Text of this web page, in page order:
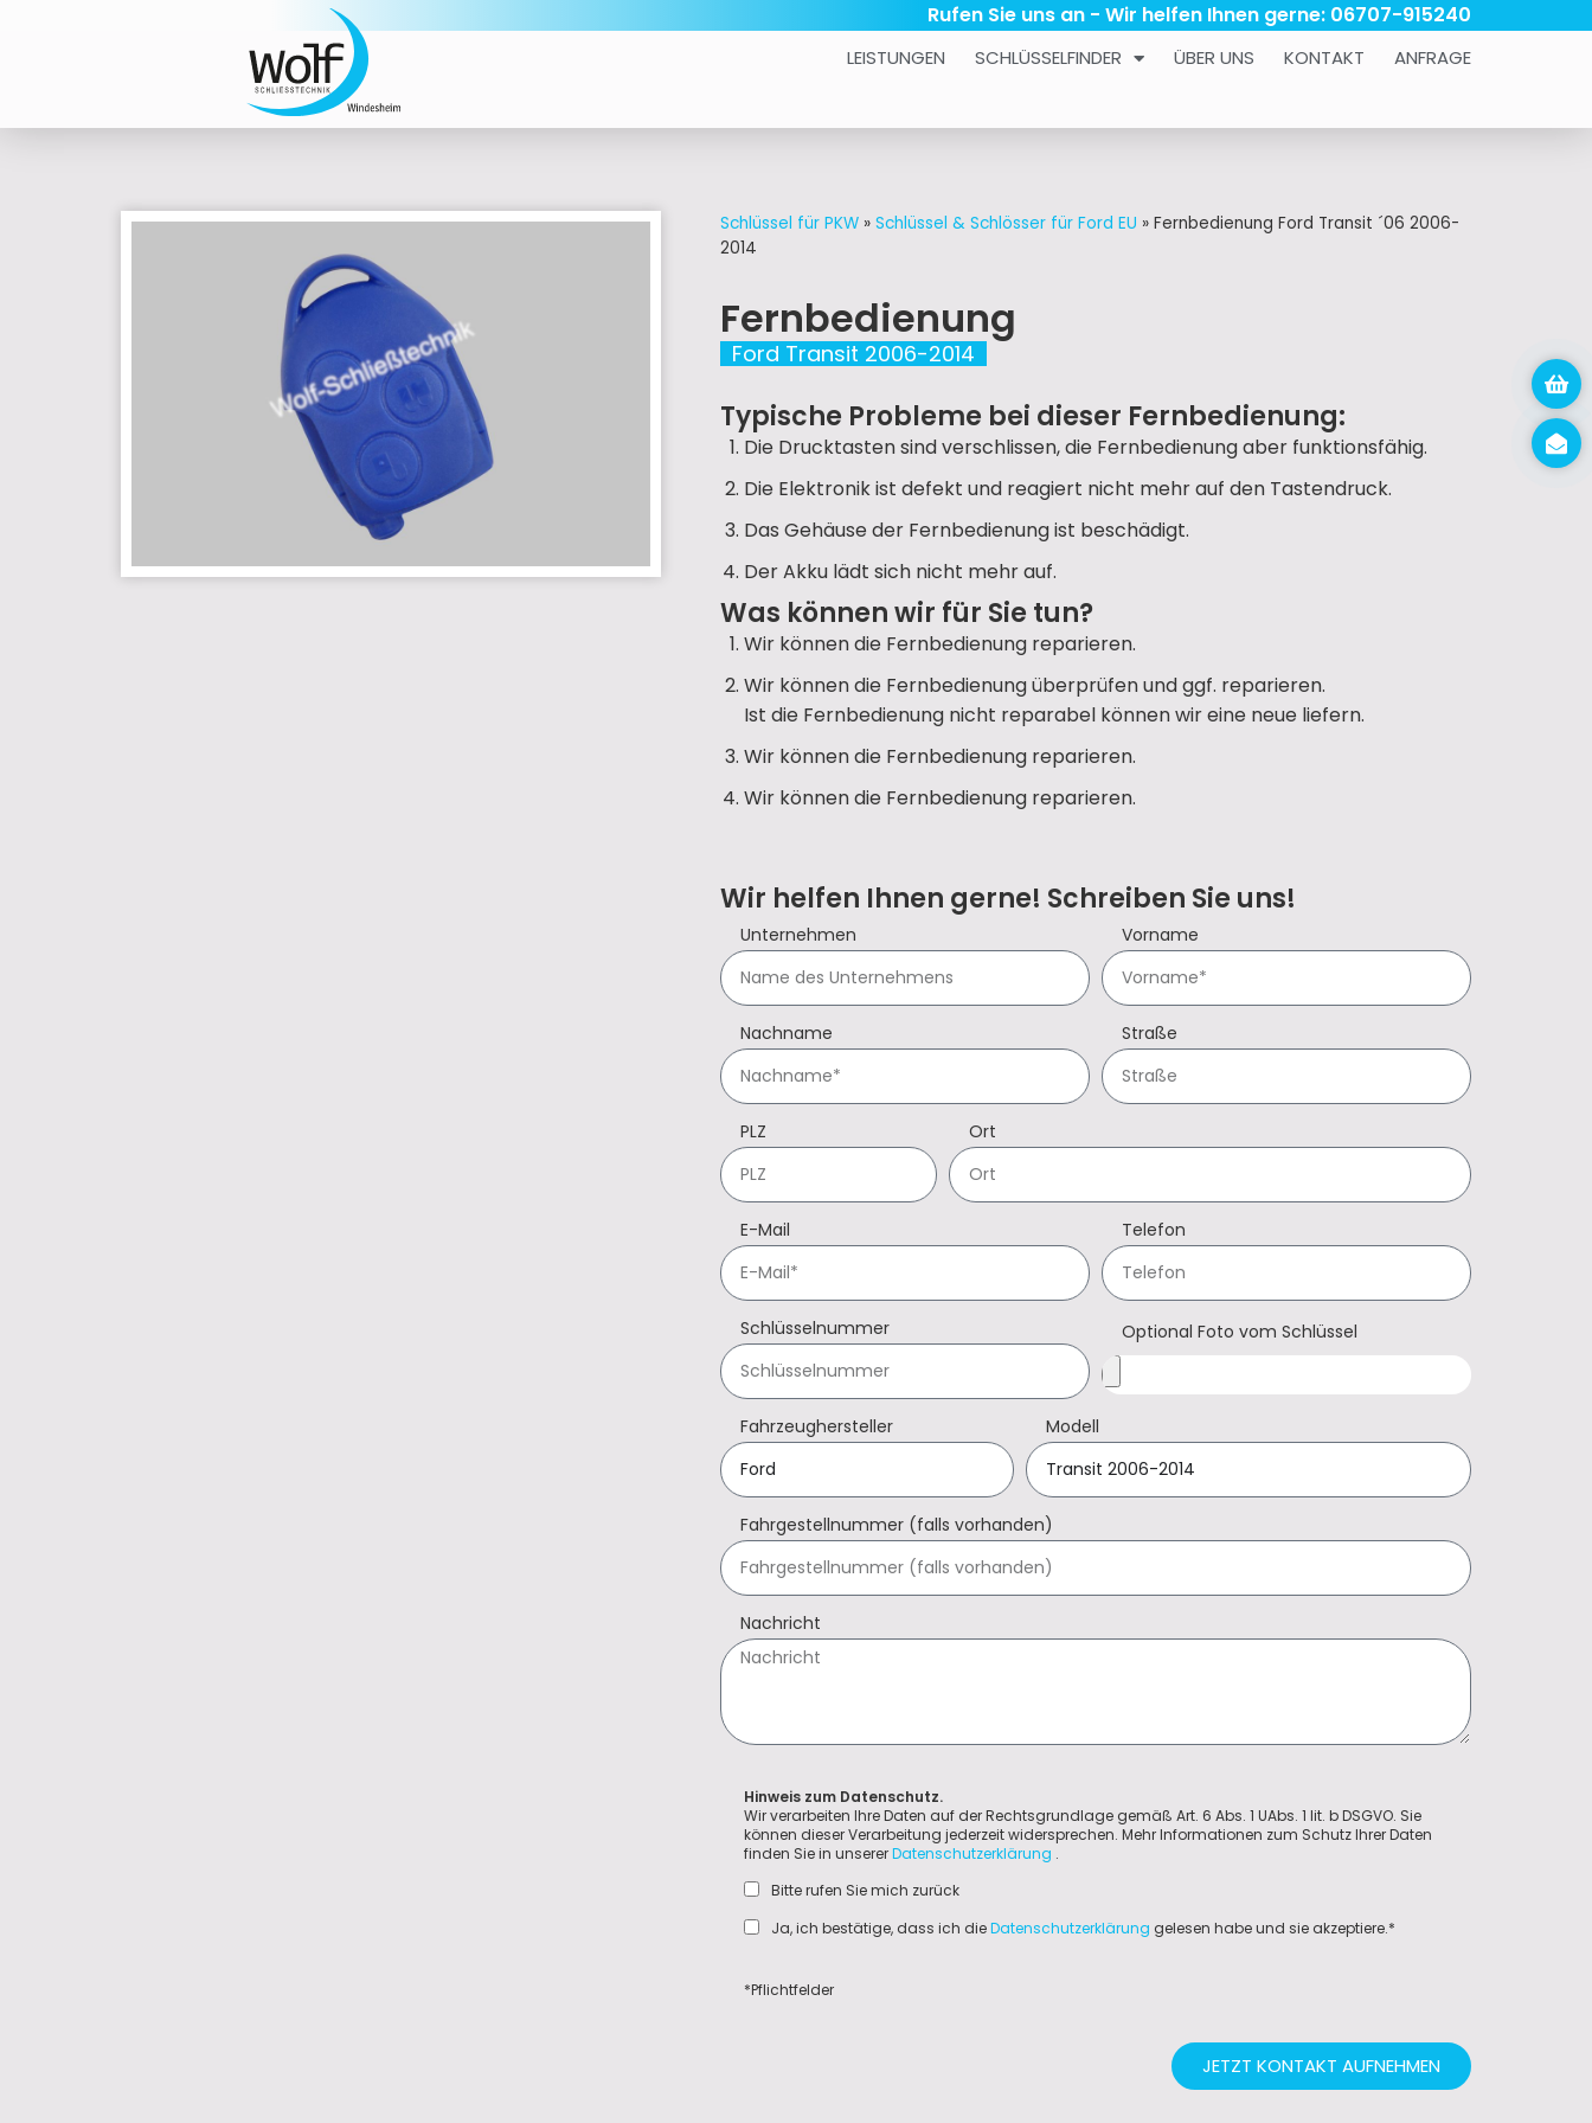
Rufen Sie uns an - Wir helfen Ihnen gerne: 06707-915240
LEISTUNGEN SCHLÜSSELFINDER ÜBER UNS KONTAKT ANFRAGE
Schlüssel für PKW » Schlüssel & Schlösser für Ford EU » Fernbedienung Ford Transit ´06 2006-
2014
Fernbedienung
Ford Transit 2006-2014
Typische Probleme bei dieser Fernbedienung:
Die Drucktasten sind verschlissen, die Fernbedienung aber funktionsfähig.
Die Elektronik ist defekt und reagiert nicht mehr auf den Tastendruck.
Das Gehäuse der Fernbedienung ist beschädigt.
Der Akku lädt sich nicht mehr auf.
Was können wir für Sie tun?
Wir können die Fernbedienung reparieren.
Wir können die Fernbedienung überprüfen und ggf. reparieren.
Ist die Fernbedienung nicht reparabel können wir eine neue liefern.
Wir können die Fernbedienung reparieren.
Wir können die Fernbedienung reparieren.
Wir helfen Ihnen gerne! Schreiben Sie uns!
Unternehmen Vorname
Nachname Straße
PLZ Ort
E-Mail Telefon
Schlüsselnummer Optional Foto vom Schlüssel
Fahrzeughersteller Modell
Fahrgestellnummer (falls vorhanden)
Nachricht
Hinweis zum Datenschutz.
Wir verarbeiten Ihre Daten auf der Rechtsgrundlage gemäß Art. 6 Abs. 1 UAbs. 1 lit. b DSGVO. Sie
können dieser Verarbeitung jederzeit widersprechen. Mehr Informationen zum Schutz Ihrer Daten
finden Sie in unsererDatenschutzerklärung .
Bitte rufen Sie mich zurück
Ja, ich bestätige, dass ich dieDatenschutzerklärung gelesen habe und sie akzeptiere.*
*Pflichtfelder
JETZT KONTAKT AUFNEHMEN